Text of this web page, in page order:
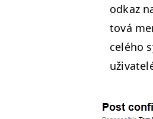
odkaz
tová
celého